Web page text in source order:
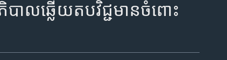
ាល​ឆ្លើយតប​វិជ្ជមាន​ចំពោះ​